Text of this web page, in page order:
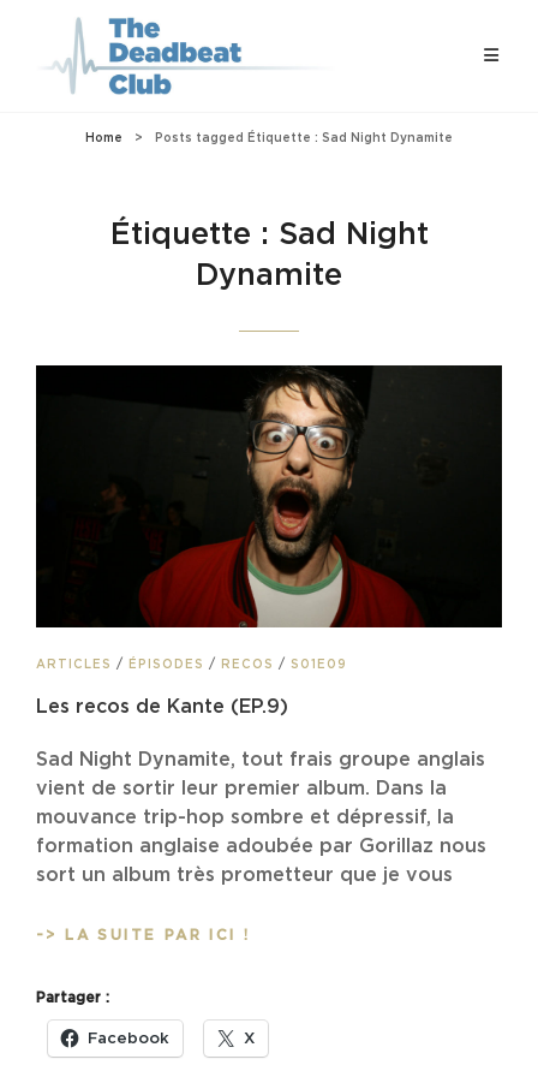
Home > Posts tagged Étiquette : Sad Night Dynamite
Étiquette : Sad Night
Dynamite
CAT
ARTICLES / ÉPISODES / RECOS / S01E09
Les recos de Kante (EP.9)
Sad Night Dynamite, tout frais groupe anglais
vient de sortir leur premier album. Dans la
mouvance trip-hop sombre et dépressif, la
formation anglaise adoubée par Gorillaz nous
sort un album très prometteur que je vous
-> LA SUITE PAR ICI !
(EP.9)
Partager :
Facebook X